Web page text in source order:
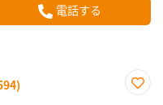
電話する